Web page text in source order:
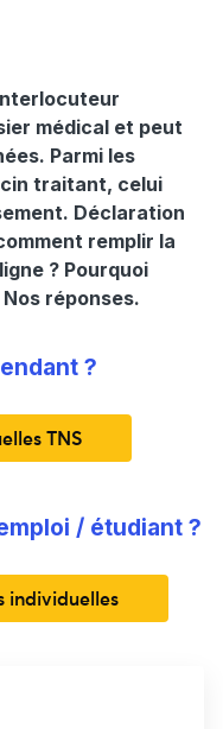
médical et peut
Parmi les
traitant, celui
Déclaration
remplir la
? Pourquoi
réponses.
?
TNS
/ étudiant ?
individuelles